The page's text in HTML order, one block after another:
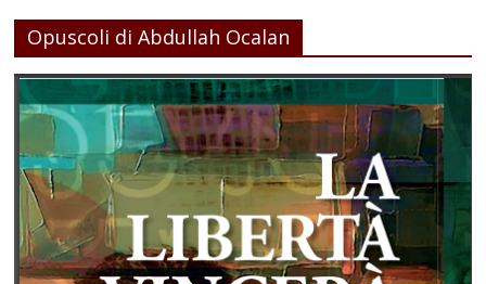
Opuscoli di Abdullah Ocalan